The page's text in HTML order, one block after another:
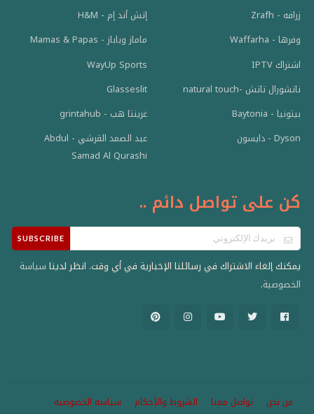
زرافه - Zrafh
إتش أند إم - H&M
وفرها - Waffarha
ماماز وباباز - Mamas & Papas
اشتراك IPTV
WayUp Sports
ناتشورال تاتش -natural touch
Glasseslit
بيتونيا - Baytonia
غرينتا هب - grintahub
Dyson - دايسون
عبد الصمد القرشي - Abdul
Samad Al Qurashi
كن على تواصل دائم ..
SUBSCRIBE
يمكنك إلغاء الاشتراك في رسائلنا الإخبارية في أي وقت. انظر لدينا سياسة
الخصوصية.
من نحن تواصل معنا الشروط والأحكام سياسه الخصوصيه